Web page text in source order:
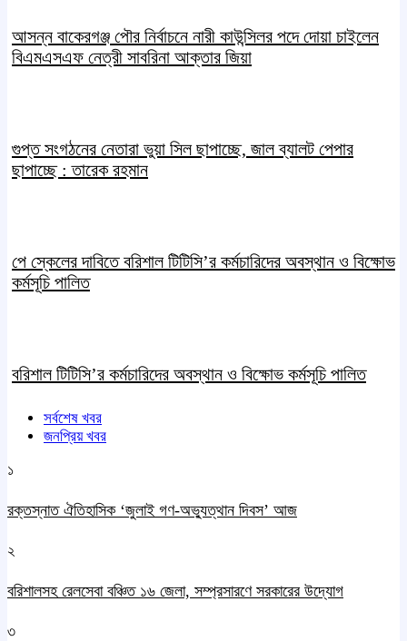
আসন্ন বাকেরগঞ্জ পৌর নির্বাচনে নারী কাউন্সিলর পদে দোয়া চাইলেন
বিএমএসএফ নেত্রী সাবরিনা আক্তার জিয়া
গুপ্ত সংগঠনের নেতারা ভুয়া সিল ছাপাচ্ছে, জাল ব্যালট পেপার
ছাপাচ্ছে : তারেক রহমান
পে স্কেলের দাবিতে বরিশাল টিটিসি’র কর্মচারিদের অবস্থান ও বিক্ষোভ
কর্মসূচি পালিত
বরিশাল টিটিসি’র কর্মচারিদের অবস্থান ও বিক্ষোভ কর্মসূচি পালিত
সর্বশেষ খবর
জনপ্রিয় খবর
১
রক্তস্নাত ঐতিহাসিক ‌‘জুলাই গণ-অভ্যুত্থান দিবস’ আজ
২
বরিশালসহ রেলসেবা বঞ্চিত ১৬ জেলা, সম্প্রসারণে সরকারের উদ্যোগ
৩